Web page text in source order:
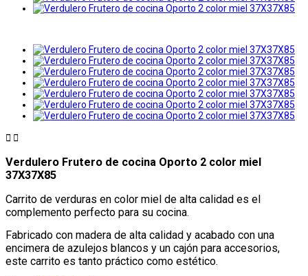
 
Verdulero Frutero de cocina Oporto 2 color miel
37X37X85
Carrito de verduras en color miel de alta calidad es el
complemento perfecto para su cocina.
Fabricado con madera de alta calidad y acabado con una
encimera de azulejos blancos y un cajón para accesorios,
este carrito es tanto práctico como estético.